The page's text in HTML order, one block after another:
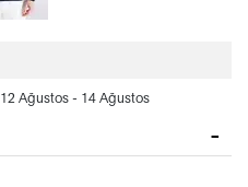
12 Ağustos - 14 Ağustos